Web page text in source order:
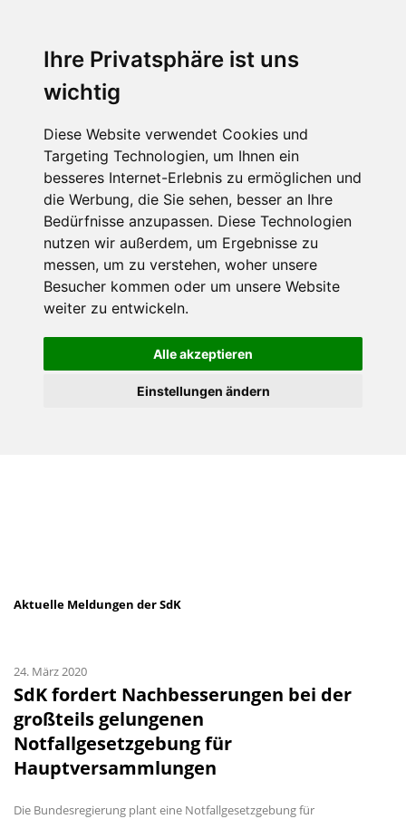
Ihre Privatsphäre ist uns
wichtig
Diese Website verwendet Cookies und
Targeting Technologien, um Ihnen ein
besseres Internet-Erlebnis zu ermöglichen und
die Werbung, die Sie sehen, besser an Ihre
Bedürfnisse anzupassen. Diese Technologien
nutzen wir außerdem, um Ergebnisse zu
messen, um zu verstehen, woher unsere
Besucher kommen oder um unsere Website
weiter zu entwickeln.
Alle akzeptieren
Einstellungen ändern
Aktuelle Meldungen der SdK
24. März 2020
SdK fordert Nachbesserungen bei der
großteils gelungenen
Notfallgesetzgebung für
Hauptversammlungen
Die Bundesregierung plant eine Notfallgesetzgebung für